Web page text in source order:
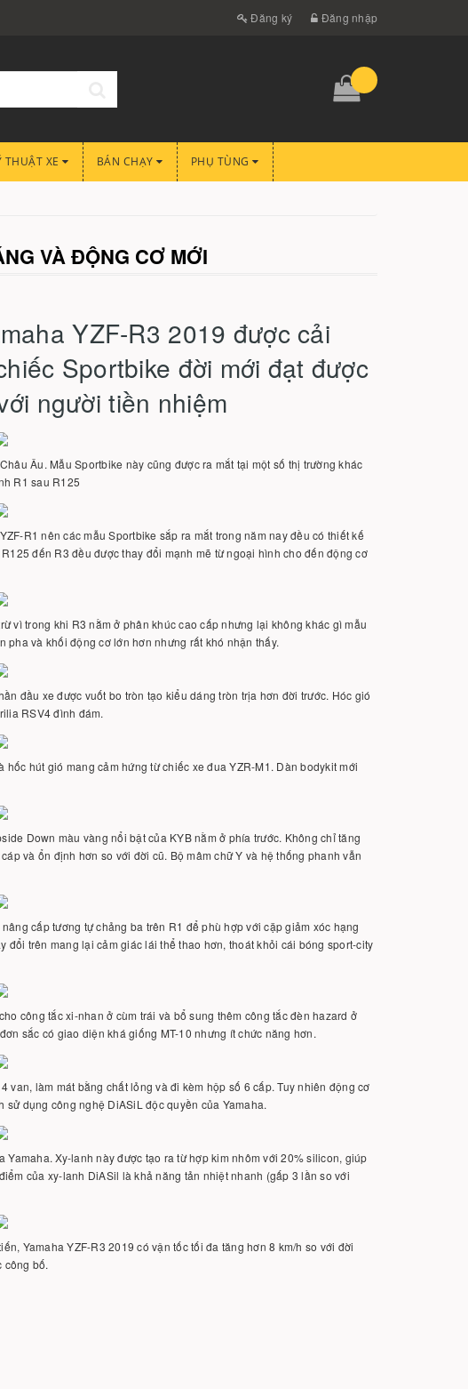
Đăng ký Đăng nhập
THUẬT XE BÁN CHẠY PHỤ TÙNG
VÀ ĐỘNG CƠ MỚI
YZF-R3 2019 được cải
Sportbike đời mới đạt được
người tiền nhiệm
Âu. Mẫu Sportbike này cũng được ra mắt tại một số thị trường khác
R1 sau R125
R1 nên các mẫu Sportbike sắp ra mắt trong năm nay đều có thiết kế
đến R3 đều được thay đổi mạnh mẽ từ ngoại hình cho đến động cơ
vì trong khi R3 nằm ở phân khúc cao cấp nhưng lại không khác gì mẫu
pha và khối động cơ lớn hơn nhưng rất khó nhận thấy.
đầu xe được vuốt bo tròn tạo kiểu dáng tròn trịa hơn đời trước. Hóc gió
RSV4 đình đám.
hút gió mang cảm hứng từ chiếc xe đua YZR-M1. Dàn bodykit mới
Down màu vàng nổi bật của KYB nằm ở phía trước. Không chỉ tăng
và ổn định hơn so với đời cũ. Bộ mâm chữ Y và hệ thống phanh vẫn
cấp tương tự chảng ba trên R1 để phù hợp với cặp giảm xóc hạng
trên mang lại cảm giác lái thể thao hơn, thoát khỏi cái bóng sport-city
công tắc xi-nhan ở cùm trái và bổ sung thêm công tắc đèn hazard ở
sắc có giao diện khá giống MT-10 nhưng ít chức năng hơn.
làm mát bằng chất lỏng và đi kèm hộp số 6 cấp. Tuy nhiên động cơ
dụng công nghệ DiASiL độc quyền của Yamaha.
Xy-lanh này được tạo ra từ hợp kim nhôm với 20% silicon, giúp
của xy-lanh DiASil là khả năng tản nhiệt nhanh (gấp 3 lần so với
Yamaha YZF-R3 2019 có vận tốc tối đa tăng hơn 8 km/h so với đời
công bố.